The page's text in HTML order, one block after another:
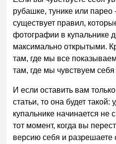
рубашке, тунике или парео
существует правил,
фотографии в купальнике
максимально открытыми.
там, где мы все
там, где мы чувствуем себя
И если оставить вам
статьи, то она будет
купальнике начинается не
тот момент, когда вы
версию себя и разрешаете